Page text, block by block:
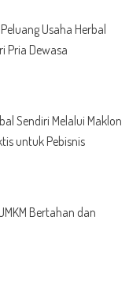
Usaha Herbal
Pria Dewasa
Sendiri Melalui Maklon
untuk Pebisnis
Bertahan dan